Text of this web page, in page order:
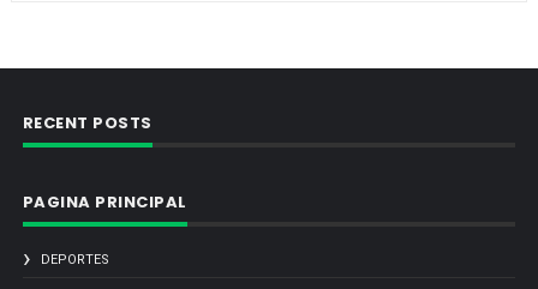
RECENT POSTS
PAGINA PRINCIPAL
DEPORTES